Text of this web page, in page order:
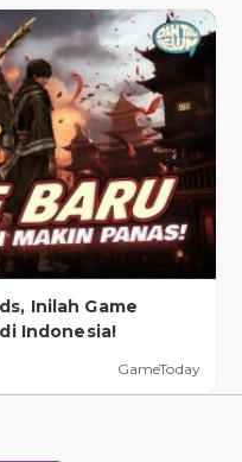
Inilah Game
Indonesia!
GameToday